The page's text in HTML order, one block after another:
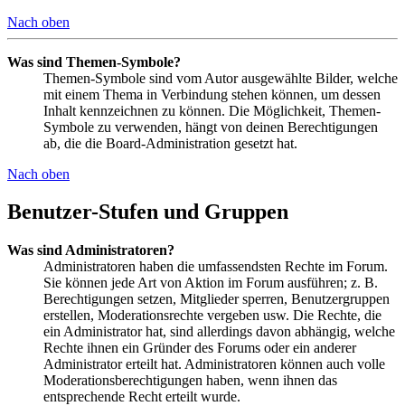
Nach oben
Was sind Themen-Symbole?
Themen-Symbole sind vom Autor ausgewählte Bilder, welche
mit einem Thema in Verbindung stehen können, um dessen
Inhalt kennzeichnen zu können. Die Möglichkeit, Themen-
Symbole zu verwenden, hängt von deinen Berechtigungen
ab, die die Board-Administration gesetzt hat.
Nach oben
Benutzer-Stufen und Gruppen
Was sind Administratoren?
Administratoren haben die umfassendsten Rechte im Forum.
Sie können jede Art von Aktion im Forum ausführen; z. B.
Berechtigungen setzen, Mitglieder sperren, Benutzergruppen
erstellen, Moderationsrechte vergeben usw. Die Rechte, die
ein Administrator hat, sind allerdings davon abhängig, welche
Rechte ihnen ein Gründer des Forums oder ein anderer
Administrator erteilt hat. Administratoren können auch volle
Moderationsberechtigungen haben, wenn ihnen das
entsprechende Recht erteilt wurde.